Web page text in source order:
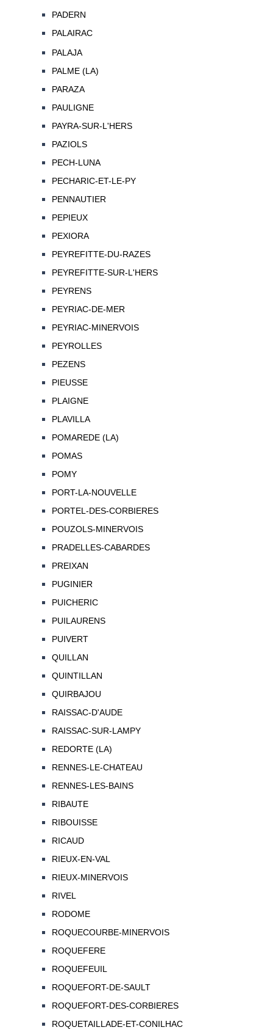
PADERN
PALAIRAC
PALAJA
PALME (LA)
PARAZA
PAULIGNE
PAYRA-SUR-L'HERS
PAZIOLS
PECH-LUNA
PECHARIC-ET-LE-PY
PENNAUTIER
PEPIEUX
PEXIORA
PEYREFITTE-DU-RAZES
PEYREFITTE-SUR-L'HERS
PEYRENS
PEYRIAC-DE-MER
PEYRIAC-MINERVOIS
PEYROLLES
PEZENS
PIEUSSE
PLAIGNE
PLAVILLA
POMAREDE (LA)
POMAS
POMY
PORT-LA-NOUVELLE
PORTEL-DES-CORBIERES
POUZOLS-MINERVOIS
PRADELLES-CABARDES
PREIXAN
PUGINIER
PUICHERIC
PUILAURENS
PUIVERT
QUILLAN
QUINTILLAN
QUIRBAJOU
RAISSAC-D'AUDE
RAISSAC-SUR-LAMPY
REDORTE (LA)
RENNES-LE-CHATEAU
RENNES-LES-BAINS
RIBAUTE
RIBOUISSE
RICAUD
RIEUX-EN-VAL
RIEUX-MINERVOIS
RIVEL
RODOME
ROQUECOURBE-MINERVOIS
ROQUEFERE
ROQUEFEUIL
ROQUEFORT-DE-SAULT
ROQUEFORT-DES-CORBIERES
ROQUETAILLADE-ET-CONILHAC